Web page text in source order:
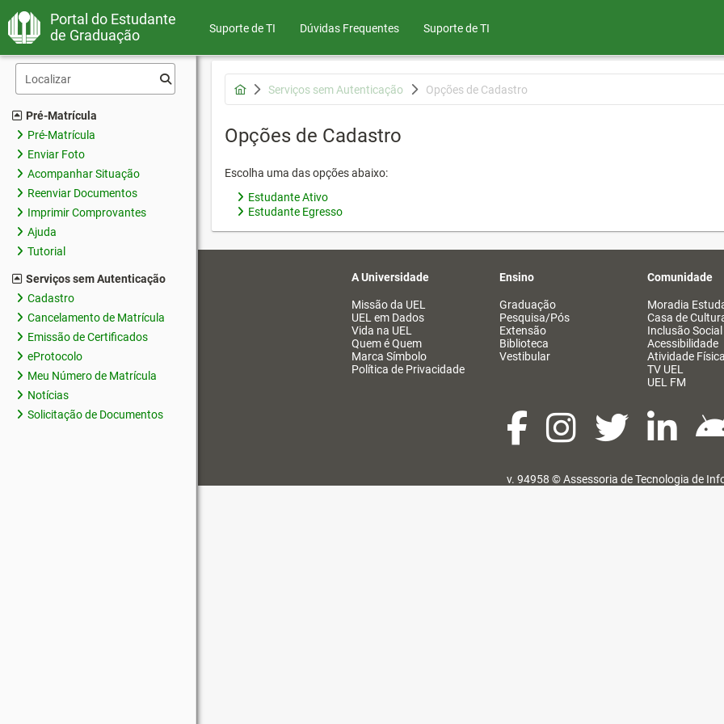
Portal do Estudante
de Graduação
Suporte de TI Dúvidas Frequentes Suporte de TI
Pré-Matrícula
Pré-Matrícula
Enviar Foto
Acompanhar Situação
Reenviar Documentos
Imprimir Comprovantes
Ajuda
Tutorial
Serviços sem Autenticação
Cadastro
Cancelamento de Matrícula
Emissão de Certificados
eProtocolo
Meu Número de Matrícula
Notícias
Solicitação de Documentos
Serviços sem Autenticação Opções de Cadastro
Opções de Cadastro
Escolha uma das opções abaixo:
Estudante Ativo
Estudante Egresso
A Universidade
Missão da UEL
UEL em Dados
Vida na UEL
Quem é Quem
Marca Símbolo
Política de Privacidade
Ensino
Graduação
Pesquisa/Pós
Extensão
Biblioteca
Vestibular
Comunidade
Moradia
Casa de
Inclusão Social
Acessibilidade
Atividade Física
TV UEL
UEL FM
v. 94958 ©Assessoria de Tecnologia de